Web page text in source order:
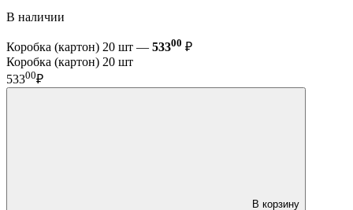
В наличии
Коробка (картон) 20 шт — 53300 ₽
Коробка (картон) 20 шт
53300₽
В корзину